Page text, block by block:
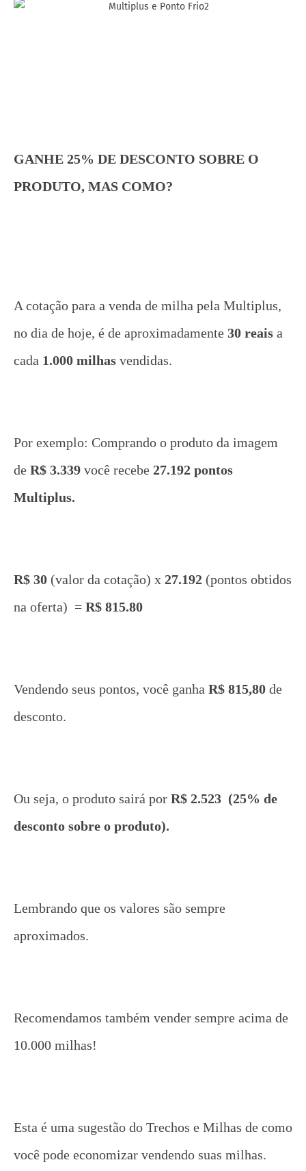
GANHE 25% DE DESCONTO SOBRE O
PRODUTO, MAS COMO?
A cotação para a venda de milha pela Multiplus,
no dia de hoje, é de aproximadamente 30 reais a
cada 1.000 milhas vendidas.
Por exemplo: Comprando o produto da imagem
de R$ 3.339 você recebe 27.192 pontos
Multiplus.
R$ 30 (valor da cotação) x 27.192 (pontos obtidos
na oferta) = R$ 815.80
Vendendo seus pontos, você ganha R$ 815,80 de
desconto.
Ou seja, o produto sairá por R$ 2.523 (25% de
desconto sobre o produto).
Lembrando que os valores são sempre
aproximados.
Recomendamos também vender sempre acima de
10.000 milhas!
Esta é uma sugestão do Trechos e Milhas de como
você pode economizar vendendo suas milhas.